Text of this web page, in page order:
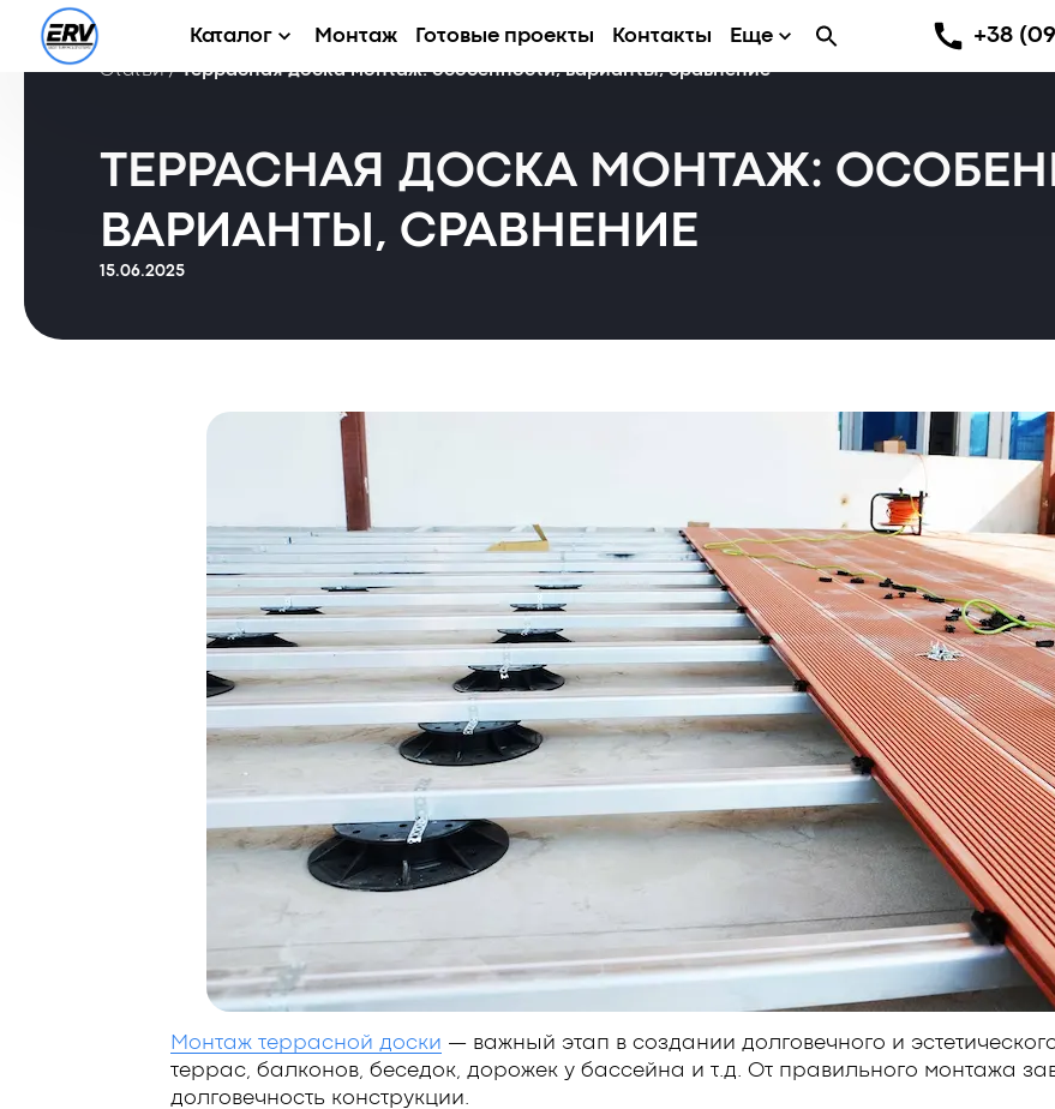
Каталог Монтаж Готовые проекты Контакты Еще +38
Статьи / Террасная доска монтаж: особенности, варианты, сравнение
ТЕРРАСНАЯ ДОСКА МОНТАЖ:
ВАРИАНТЫ, СРАВНЕНИЕ
15.06.2025
Монтаж террасной доски — важный этап в создании долговечного и
террас, балконов, беседок, дорожек у бассейна и т.д. От правильного монтажа
долговечность конструкции.